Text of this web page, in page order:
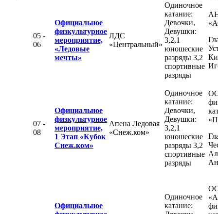
05 -
06
Официальное
физкультурное
мероприятие,
«Ледовые
мечты»
ЛДС
«Центральный»
Одиночное
катание:
Девочки,
Девушки:
3,2,1
юношеские
разряды 3,2
спортивные
разряды
07 -
08
Официальное
физкультурное
мероприятие,
1 Этап «Кубок
Снеж.ком»
Апена Ледовая
«Снеж.ком»
Одиночное
катание:
Девочки,
Девушки:
3,2,1
юношеские
разряды 3,2
спортивные
разряды
Официальное
Одиночное
катание: